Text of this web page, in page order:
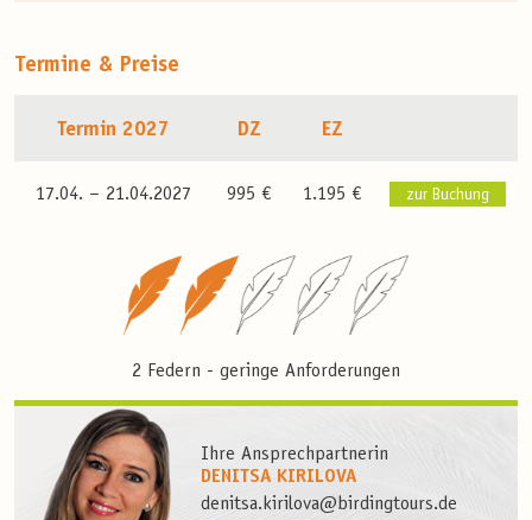
Termine & Preise
Termin 2027 DZ EZ
17.04. – 21.04.2027 995 € 1.195 € zur Buchung
2 Federn - geringe Anforderungen
Ihre Ansprechpartnerin
DENITSA KIRILOVA
denitsa.kirilova@birdingtours.de